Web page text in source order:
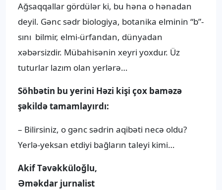
Ağsaqqallar gördülər ki, bu həna o hənadan
deyil. Gənc sədr biologiya, botanika elminin “b”-
sını bilmir, elmi-ürfandan, dünyadan
xəbərsizdir. Mübahisənin xeyri yoxdur. Üz
tuturlar lazım olan yerlərə…
Söhbətin bu yerini Həzi kişi çox baməzə
şəkildə tamamlayırdı:
– Bilirsiniz, o gənc sədrin aqibəti necə oldu?
Yerlə-yeksan etdiyi bağların taleyi kimi…
Akif Təvəkküloğlu,
Əməkdar jurnalist